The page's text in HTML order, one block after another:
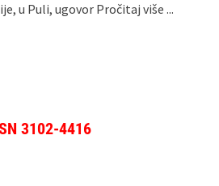
u Puli, ugovor Pročitaj više ...
3102-4416